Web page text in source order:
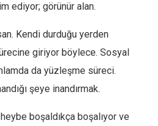
ediyor; görünür alan.
Kendi durduğu yerden
giriyor böylece. Sosyal
da yüzleşme süreci.
şeye inandırmak.
boşaldıkça boşalıyor ve